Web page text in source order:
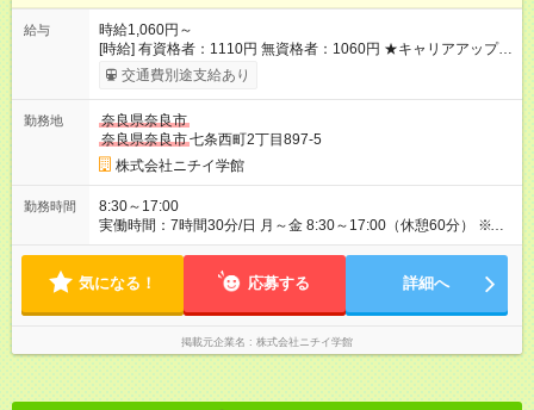
給与
時給1,060円～
[時給] 有資格者：1110円 無資格者：1060円 ★キャリアアップ制
度あり 進級により給与がアップします！ 【試用期間】試用期間
あり 試用期間の長さ：3ヶ月 雇用形態、給与は本採用時と同じ
交通費別途支給あり
勤務地
奈良県奈良市
奈良県奈良市七条西町2丁目897-5
株式会社ニチイ学館
勤務時間
8:30～17:00
実働時間：7時間30分/日 月～金 8:30～17:00（休憩60分） ※勤
務日数は週3日～OK！ご相談に応じます。
気になる！ 応募する 詳細へ
掲載元企業名 株式会社ニチイ学館